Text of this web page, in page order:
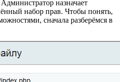
назначает
набор прав. Чтобы понять,
сначала разберёмся в